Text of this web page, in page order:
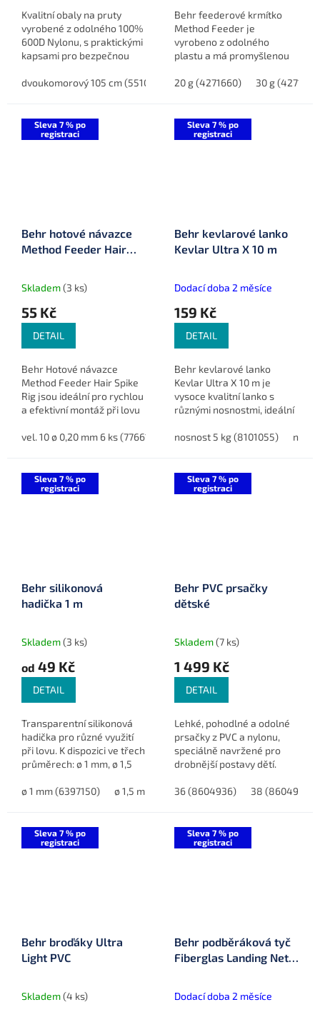
Kvalitní obaly na pruty
vyrobené z odolného 100%
600D Nylonu, s praktickými
kapsami pro bezpečnou
ve dvoukomorovém i
dvoukomorový 105 cm (5510210) dvoukomorový 125 cm
Behr feederové krmítko
Method Feeder je
vyrobeno z odolného
plastu a má promyšlenou
žebra a vybrání pro uložení
20 g (4271660) 30 g
Sleva 7 % po
registraci
Behr hotové návazce
Method Feeder Hair
Skladem(3 ks)
55 Kč
DETAIL
Behr Hotové návazce
Method Feeder Hair Spike
Rig jsou ideální pro rychlou
a efektivní montáž při lovu
obsahuje 6 hotových
vel. 10 ø 0,20 mm 6 ks (7766110) vel. 12 ø 0,18 mm 6 ks (7766112)
Sleva 7 % po
registraci
Behr kevlarové lanko
Kevlar Ultra X 10 m
Dodací doba 2 měsíce
159 Kč
DETAIL
Behr kevlarové lanko
Kevlar Ultra X 10 m je
vysoce kvalitní lanko s
různými nosnostmi, ideální
nosnost 5 kg (8101055)
Sleva 7 % po
registraci
Behr silikonová
hadička 1 m
Skladem(3 ks)
od 49 Kč
DETAIL
Transparentní silikonová
hadička pro různé využití
při lovu. K dispozici ve třech
průměrech: ø 1 mm, ø 1,5
ø 1 mm (6397150)
ø 1,5 mm (6397390) ø 2 mm (6397530)
Sleva 7 % po
registraci
Behr PVC prsačky
dětské
Skladem(7 ks)
1 499 Kč
DETAIL
Lehké, pohodlné a odolné
prsačky z PVC a nylonu,
speciálně navržené pro
drobnější postavy dětí.
36 (8604936) 38 (8604938)
Sleva 7 % po
registraci
Behr broďáky Ultra
Light PVC
Skladem(4 ks)
Sleva 7 % po
registraci
Behr podběráková tyč
Fiberglas Landing Net
Dodací doba 2 měsíce